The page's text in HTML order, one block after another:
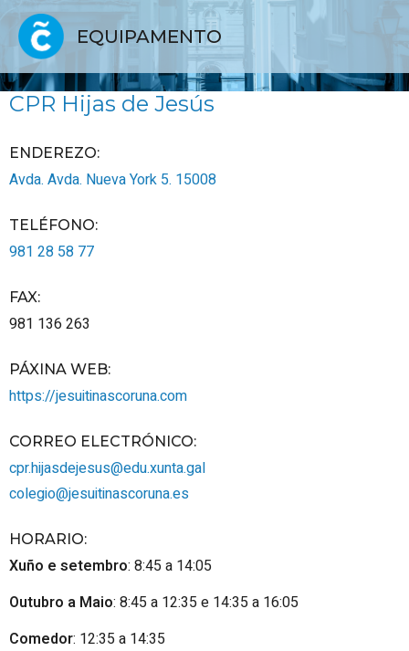
EQUIPAMENTO
CPR Hijas de Jesús
ENDEREZO:
Avda. Avda. Nueva York 5. 15008
TELÉFONO:
981 28 58 77
FAX:
981 136 263
PÁXINA WEB:
https://jesuitinascoruna.com
CORREO ELECTRÓNICO:
cpr.hijasdejesus@edu.xunta.gal
colegio@jesuitinascoruna.es
HORARIO:
Xuño e setembro: 8:45 a 14:05
Outubro a Maio: 8:45 a 12:35 e 14:35 a 16:05
Comedor: 12:35 a 14:35